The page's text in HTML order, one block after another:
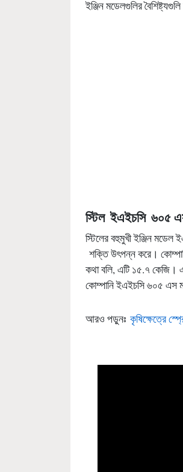
ইঞ্জিন মডেলগুলির
স্টিল ইএইচসি ৬০৫
স্টিলের বহুমুখী ইঞ্জিন
শক্তি উৎপন্ন করে।
কথা বলি, এটি ১৫.৭ কেজি।
কোম্পানি ইএইচসি ৬০৫ এস
আরও পড়ুনঃ কৃষিক্ষেত্রে